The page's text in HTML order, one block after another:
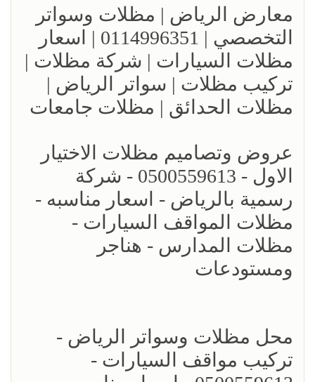
معارض الرياض | مظلات وسواتر
التخصصي | 0114996351 | اسعار
مظلات السيارات | شركة مظلات |
تركيب مظلات | سواتر الرياض |
مظلات الحدائق | مظلات جامعات
عروض وتصاميم مظلات الاختيار
الاول - 0500559613 - شركة
رسمية بالرياض - اسعار مناسبه -
مظلات المواقف السيارات -
مظلات المدارس - هناجر
ومستودعات
محل مظلات وسواتر الرياض -
تركيب مواقف السيارات -